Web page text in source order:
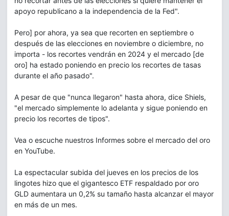
apoyo republicano a la independencia de la Fed".
Pero] por ahora, ya sea que recorten en septiembre o
después de las elecciones en noviembre o diciembre, no
importa - los recortes vendrán en 2024 y el mercado [de
oro] ha estado poniendo en precio los recortes de tasas
durante el año pasado".
A pesar de que "nunca llegaron" hasta ahora, dice Shiels,
"el mercado simplemente lo adelanta y sigue poniendo en
precio los recortes de tipos".
Vea o escuche nuestros Informes sobre el mercado del oro
en YouTube.
La espectacular subida del jueves en los precios de los
lingotes hizo que el gigantesco ETF respaldado por oro
GLD aumentara un 0,2% su tamaño hasta alcanzar el mayor
en más de un mes.